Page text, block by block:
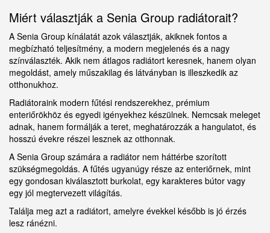
Miért választják a Senia Group radiátorait?
A Senia Group kínálatát azok választják, akiknek fontos a
megbízható teljesítmény, a modern megjelenés és a nagy
színválaszték. Akik nem átlagos radiátort keresnek, hanem olyan
megoldást, amely műszakilag és látványban is illeszkedik az
otthonukhoz.
Radiátoraink modern fűtési rendszerekhez, prémium
enteriőrökhöz és egyedi igényekhez készülnek. Nemcsak meleget
adnak, hanem formálják a teret, meghatározzák a hangulatot, és
hosszú évekre részei lesznek az otthonnak.
A Senia Group számára a radiátor nem háttérbe szorított
szükségmegoldás. A fűtés ugyanúgy része az enteriőrnek, mint
egy gondosan kiválasztott burkolat, egy karakteres bútor vagy
egy jól megtervezett világítás.
Találja meg azt a radiátort, amelyre évekkel később is jó érzés
lesz ránézni.